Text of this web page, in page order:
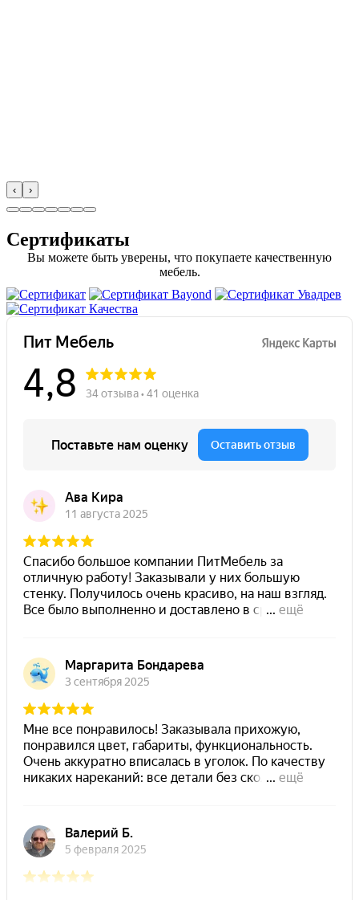
‹ ›
Сертификаты
Вы можете быть уверены, что покупаете качественную
мебель.